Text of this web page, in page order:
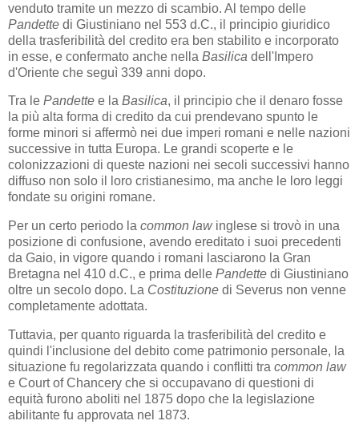
venduto tramite un mezzo di scambio. Al tempo delle
Pandette di Giustiniano nel 553 d.C., il principio giuridico
della trasferibilità del credito era ben stabilito e incorporato
in esse, e confermato anche nella Basilica dell'Impero
d'Oriente che seguì 339 anni dopo.
Tra le Pandette e la Basilica, il principio che il denaro fosse
la più alta forma di credito da cui prendevano spunto le
forme minori si affermò nei due imperi romani e nelle nazioni
successive in tutta Europa. Le grandi scoperte e le
colonizzazioni di queste nazioni nei secoli successivi hanno
diffuso non solo il loro cristianesimo, ma anche le loro leggi
fondate su origini romane.
Per un certo periodo la common lawinglese si trovò in una
posizione di confusione, avendo ereditato i suoi precedenti
da Gaio, in vigore quando i romani lasciarono la Gran
Bretagna nel 410 d.C., e prima delle Pandette di Giustiniano
oltre un secolo dopo. La Costituzione di Severus non venne
completamente adottata.
Tuttavia, per quanto riguarda la trasferibilità del credito e
quindi l'inclusione del debito come patrimonio personale, la
situazione fu regolarizzata quando i conflitti tra common law
e Court of Chancery che si occupavano di questioni di
equità furono aboliti nel 1875 dopo che la legislazione
abilitante fu approvata nel 1873.